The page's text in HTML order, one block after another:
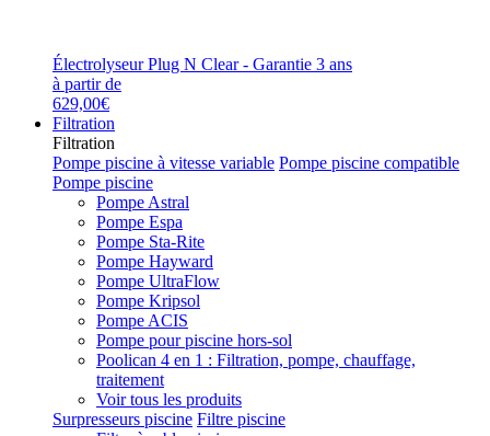
Électrolyseur Plug N Clear - Garantie 3 ans
à partir de
629,00€
Filtration
Filtration
Pompe piscine à vitesse variable Pompe piscine compatible
Pompe piscine
Pompe Astral
Pompe Espa
Pompe Sta-Rite
Pompe Hayward
Pompe UltraFlow
Pompe Kripsol
Pompe ACIS
Pompe pour piscine hors-sol
Poolican 4 en 1 : Filtration, pompe, chauffage,
traitement
Voir tous les produits
Surpresseurs piscine Filtre piscine